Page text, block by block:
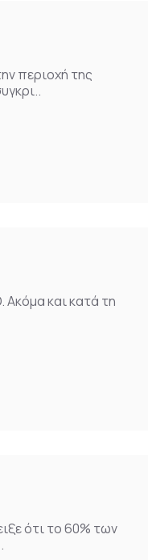
περιοχή της
και κατά τη
ότι το 60% των